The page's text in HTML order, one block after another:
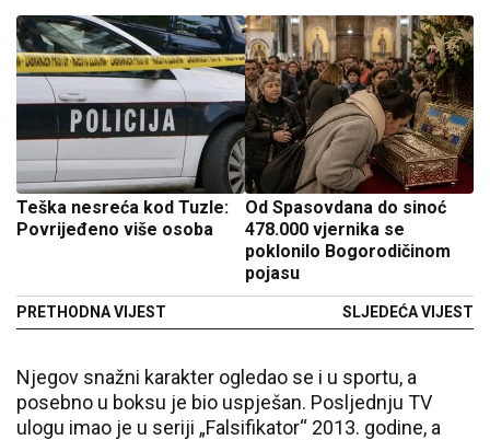
Teška nesreća kod Tuzle:
Povrijeđeno više osoba
PRETHODNA VIJEST
Od Spasovdana do sinoć
478.000 vjernika se
poklonilo Bogorodičinom
pojasu
SLJEDEĆA VIJEST
Njegov snažni karakter ogledao se i u sportu, a
posebno u boksu je bio uspješan. Posljednju TV
ulogu imao je u seriji „Falsifikator“ 2013. godine, a